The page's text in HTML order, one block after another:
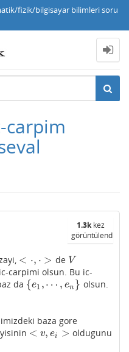
fizik/bilgisayar bilimleri soru
carpim
1.3kkez
görüntülendi
< ⋅, ⋅ >
<⋅, > de V
V
carpimi olsun. Bu ic-
da {e1 ,⋯ , en }
{e1 ⋯ e n} olsun.
baza gore
< v, ei >
<v ei>
oldugunu